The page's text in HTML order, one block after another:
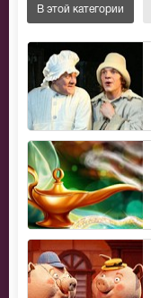
В этой категории